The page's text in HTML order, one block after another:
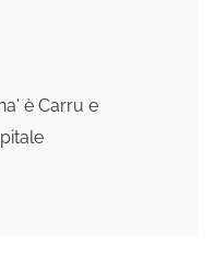
è Carru e